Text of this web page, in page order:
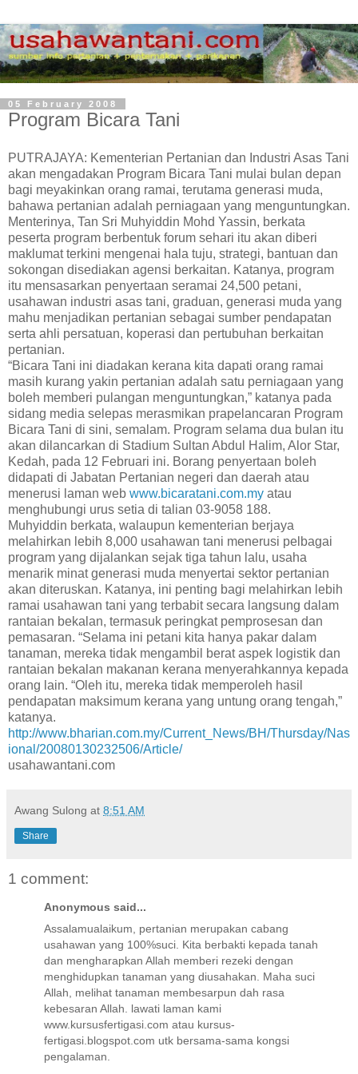
05 February 2008
Program Bicara Tani
PUTRAJAYA: Kementerian Pertanian dan Industri Asas Tani
akan mengadakan Program Bicara Tani mulai bulan depan
bagi meyakinkan orang ramai, terutama generasi muda,
bahawa pertanian adalah perniagaan yang menguntungkan.
Menterinya, Tan Sri Muhyiddin Mohd Yassin, berkata
peserta program berbentuk forum sehari itu akan diberi
maklumat terkini mengenai hala tuju, strategi, bantuan dan
sokongan disediakan agensi berkaitan. Katanya, program
itu mensasarkan penyertaan seramai 24,500 petani,
usahawan industri asas tani, graduan, generasi muda yang
mahu menjadikan pertanian sebagai sumber pendapatan
serta ahli persatuan, koperasi dan pertubuhan berkaitan
pertanian.
“Bicara Tani ini diadakan kerana kita dapati orang ramai
masih kurang yakin pertanian adalah satu perniagaan yang
boleh memberi pulangan menguntungkan,” katanya pada
sidang media selepas merasmikan prapelancaran Program
Bicara Tani di sini, semalam. Program selama dua bulan itu
akan dilancarkan di Stadium Sultan Abdul Halim, Alor Star,
Kedah, pada 12 Februari ini. Borang penyertaan boleh
didapati di Jabatan Pertanian negeri dan daerah atau
menerusi laman web www.bicaratani.com.my atau
menghubungi urus setia di talian 03-9058 188.
Muhyiddin berkata, walaupun kementerian berjaya
melahirkan lebih 8,000 usahawan tani menerusi pelbagai
program yang dijalankan sejak tiga tahun lalu, usaha
menarik minat generasi muda menyertai sektor pertanian
akan diteruskan. Katanya, ini penting bagi melahirkan lebih
ramai usahawan tani yang terbabit secara langsung dalam
rantaian bekalan, termasuk peringkat pemprosesan dan
pemasaran. “Selama ini petani kita hanya pakar dalam
tanaman, mereka tidak mengambil berat aspek logistik dan
rantaian bekalan makanan kerana menyerahkannya kepada
orang lain. “Oleh itu, mereka tidak memperoleh hasil
pendapatan maksimum kerana yang untung orang tengah,”
katanya.
http://www.bharian.com.my/Current_News/BH/Thursday/Nas
ional/20080130232506/Article/
usahawantani.com
Awang Sulong at 8:51 AM
Share
1 comment:
Anonymous said...
Assalamualaikum, pertanian merupakan cabang
usahawan yang 100%suci. Kita berbakti kepada tanah
dan mengharapkan Allah memberi rezeki dengan
menghidupkan tanaman yang diusahakan. Maha suci
Allah, melihat tanaman membesarpun dah rasa
kebesaran Allah. lawati laman kami
www.kursusfertigasi.com atau kursus-
fertigasi.blogspot.com utk bersama-sama kongsi
pengalaman.